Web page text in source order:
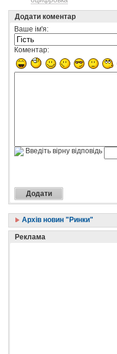
Додати коментар
Ваше ім'я:
Коментар:
Введіть вірну відповідь
Архів новин "Ринки"
Реклама